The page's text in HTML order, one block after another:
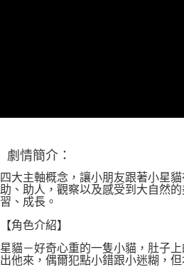
劇情簡介：
四大主軸概念，讓小朋友跟著小星
助、助人，觀察以及感受到大自然
習、成長。
【角色介紹】
星貓－好奇心重的一隻小貓，肚子
出他來，偶爾犯點小錯跟小迷糊，但